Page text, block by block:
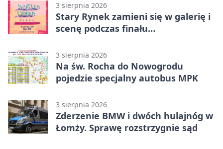
3 sierpnia 2026
Stary Rynek zamieni się w galerię i
scenę podczas finału
3 sierpnia 2026
Na św. Rocha do Nowogrodu
pojedzie specjalny autobus MPK
3 sierpnia 2026
Zderzenie BMW i dwóch hulajnóg w
Łomży. Sprawę rozstrzygnie sąd